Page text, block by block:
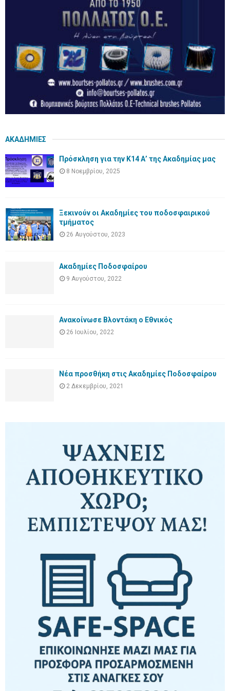
ΑΚΑΔΗΜΙΕΣ
Πρόσκληση για την Κ14 Α’ της Ακαδημίας μας
8 Νοεμβρίου, 2025
Ξεκινούν οι Ακαδημίες του ποδοσφαιρικού
τμήματος
26 Αυγούστου, 2023
Ακαδημίες Ποδοσφαίρου
9 Αυγούστου, 2022
Ανακοίνωσε Βλοντάκη ο Εθνικός
26 Ιουλίου, 2022
Νέα προσθήκη στις Ακαδημίες Ποδοσφαίρου
2 Δεκεμβρίου, 2021